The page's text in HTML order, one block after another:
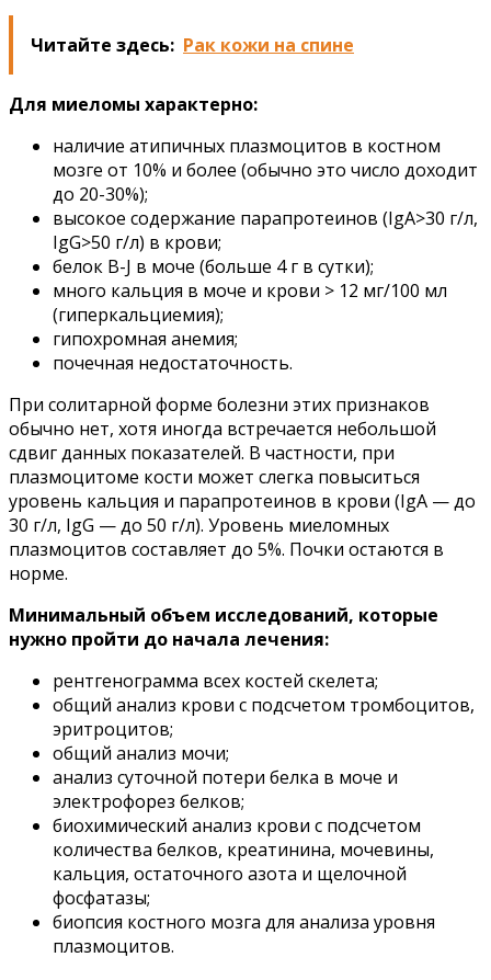
Читайте здесь: Рак кожи на спине
Для миеломы характерно:
наличие атипичных плазмоцитов в костном
мозге от 10% и более (обычно это число доходит
до 20-30%);
высокое содержание парапротеинов (IgA>30 г/л,
IgG>50 г/л) в крови;
белок B-J в моче (больше 4 г в сутки);
много кальция в моче и крови > 12 мг/100 мл
(гиперкальциемия);
гипохромная анемия;
почечная недостаточность.
При солитарной форме болезни этих признаков
обычно нет, хотя иногда встречается небольшой
сдвиг данных показателей. В частности, при
плазмоцитоме кости может слегка повыситься
уровень кальция и парапротеинов в крови (IgA — до
30 г/л, IgG — до 50 г/л). Уровень миеломных
плазмоцитов составляет до 5%. Почки остаются в
норме.
Минимальный объем исследований, которые
нужно пройти до начала лечения:
рентгенограмма всех костей скелета;
общий анализ крови с подсчетом тромбоцитов,
эритроцитов;
общий анализ мочи;
анализ суточной потери белка в моче и
электрофорез белков;
биохимический анализ крови с подсчетом
количества белков, креатинина, мочевины,
кальция, остаточного азота и щелочной
фосфатазы;
биопсия костного мозга для анализа уровня
плазмоцитов.